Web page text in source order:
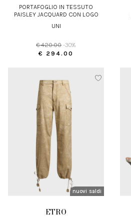
PORTAFOGLIO IN TESSUTO
PAISLEY JACQUARD CON LOGO
UNI
€ 420.00 -30%
€ 294.00
nuovi arrivi
saldi
ETRO